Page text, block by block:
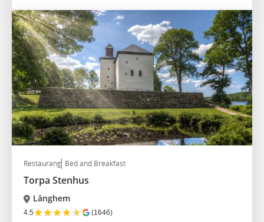
Restaurang Bed and Breakfast
Torpa Stenhus
Länghem
4.5★★★★★ (1646)